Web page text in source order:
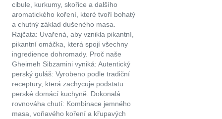
cibule, kurkumy, skořice a dalšího
aromatického koření, které tvoří bohatý
a chutný základ dušeného masa.
Rajčata: Uvařená, aby vznikla pikantní,
pikantní omáčka, která spojí všechny
ingredience dohromady. Proč naše
Gheimeh Sibzamini vyniká: Autentický
perský guláš: Vyrobeno podle tradiční
receptury, která zachycuje podstatu
perské domácí kuchyně. Dokonalá
rovnováha chutí: Kombinace jemného
masa, voňavého koření a křupavých